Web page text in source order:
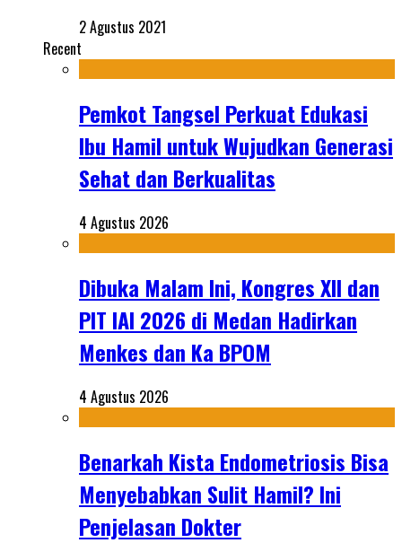
2 Agustus 2021
Recent
Pemkot Tangsel Perkuat Edukasi
Ibu Hamil untuk Wujudkan Generasi
Sehat dan Berkualitas
4 Agustus 2026
Dibuka Malam Ini, Kongres XII dan
PIT IAI 2026 di Medan Hadirkan
Menkes dan Ka BPOM
4 Agustus 2026
Benarkah Kista Endometriosis Bisa
Menyebabkan Sulit Hamil? Ini
Penjelasan Dokter